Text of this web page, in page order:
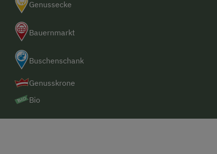
Genussecke
Bauernmarkt
Buschenschank
Genusskrone
Bio